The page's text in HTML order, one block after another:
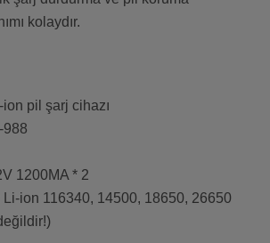
kolaydır.
ion pil şarj cihazı
988
1200MA * 2
Li-ion 116340, 14500, 18650, 26650